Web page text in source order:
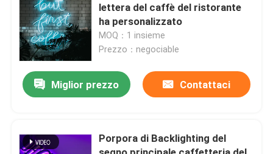
lettera del caffè del ristorante
ha personalizzato
MOQ：1 insieme
Prezzo：negociable
Miglior prezzo Contattaci
Porpora di Backlighting del